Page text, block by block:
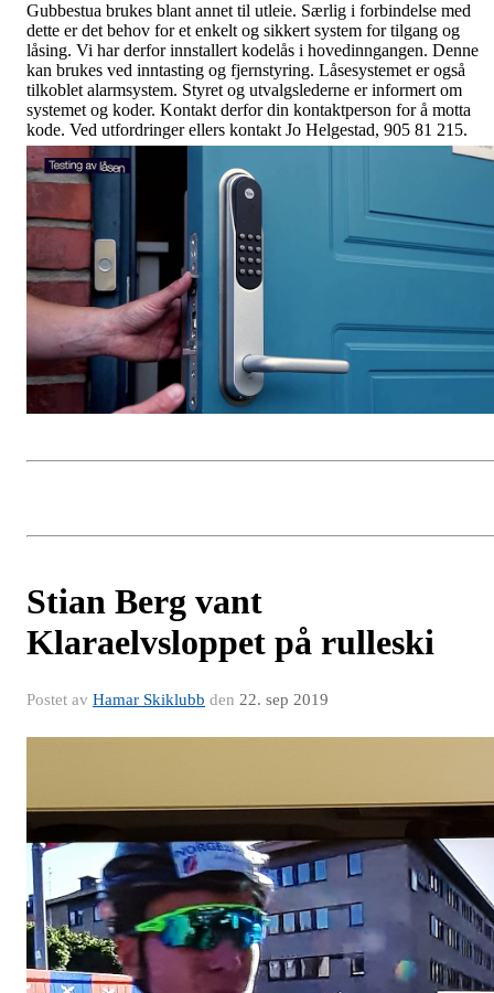
Gubbestua brukes blant annet til utleie. Særlig i forbindelse med
dette er det behov for et enkelt og sikkert system for tilgang og
låsing. Vi har derfor innstallert kodelås i hovedinngangen. Denne
kan brukes ved inntasting og fjernstyring. Låsesystemet er også
tilkoblet alarmsystem. Styret og utvalgslederne er informert om
systemet og koder. Kontakt derfor din kontaktperson for å motta
kode. Ved utfordringer ellers kontakt Jo Helgestad, 905 81 215.
Stian Berg vant
Klaraelvsloppet på rulleski
Postet av Hamar Skiklubb den 22. sep 2019